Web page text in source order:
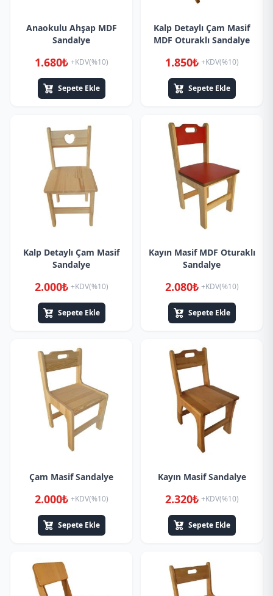
Anaokulu Ahşap MDF
Sandalye
1.680₺ +KDV(%10)
Sepete Ekle
Kalp Detaylı Çam Masif
MDF Oturaklı Sandalye
1.850₺ +KDV(%10)
Sepete Ekle
Kalp Detaylı Çam Masif
Sandalye
2.000₺ +KDV(%10)
Sepete Ekle
Kayın Masif MDF Oturaklı
Sandalye
2.080₺ +KDV(%10)
Sepete Ekle
Çam Masif Sandalye
2.000₺ +KDV(%10)
Sepete Ekle
Kayın Masif Sandalye
2.320₺ +KDV(%10)
Sepete Ekle